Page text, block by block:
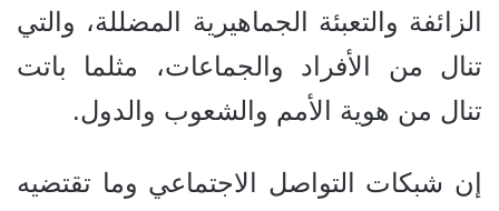
الزائفة والتعبئة الجماهيرية المضللة، والتي
تنال من الأفراد والجماعات، مثلما باتت
تنال من هوية الأمم والشعوب والدول.
إن شبكات التواصل الاجتماعي وما تقتضيه